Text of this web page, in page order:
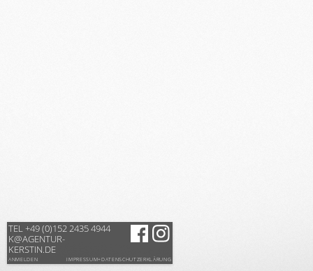
TEL +49 (0)152 2435 4944
K@AGENTUR-
KERSTIN.DE
ANMELDEN IMPRESSUM+DATENSCHUTZERKLÄRUNG